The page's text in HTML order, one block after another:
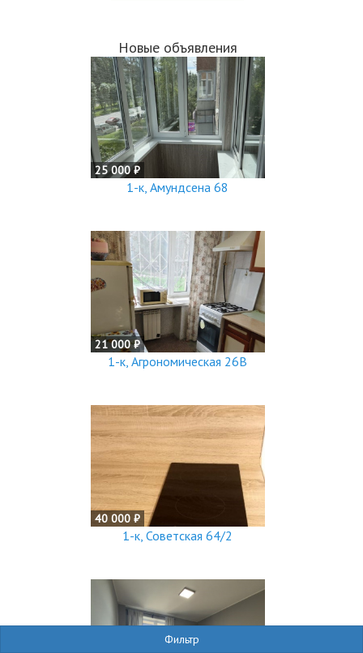
Фильтр
Новые объявления
25 000 ₽
1-к, Амундсена 68
21 000 ₽
1-к, Агрономическая 26В
40 000 ₽
1-к, Советская 64/2